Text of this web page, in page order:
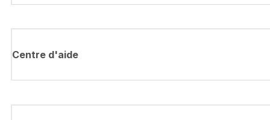
Centre d'aide